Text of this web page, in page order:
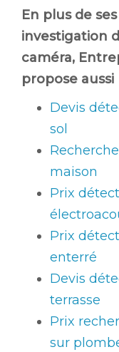
En plus de
investigation
caméra,
propose aussi
Devis
sol
maison
Prix
Prix
enterré
Devis
terrasse
Prix
sur